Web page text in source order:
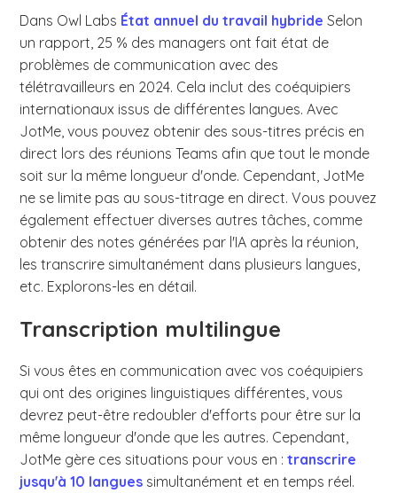
Dans Owl Labs État annuel du travail hybride Selon
un rapport, 25 % des managers ont fait état de
problèmes de communication avec des
télétravailleurs en 2024. Cela inclut des coéquipiers
internationaux issus de différentes langues. Avec
JotMe, vous pouvez obtenir des sous-titres précis en
direct lors des réunions Teams afin que tout le monde
soit sur la même longueur d'onde. Cependant, JotMe
ne se limite pas au sous-titrage en direct. Vous pouvez
également effectuer diverses autres tâches, comme
obtenir des notes générées par l'IA après la réunion,
les transcrire simultanément dans plusieurs langues,
etc. Explorons-les en détail.
Transcription multilingue
Si vous êtes en communication avec vos coéquipiers
qui ont des origines linguistiques différentes, vous
devrez peut-être redoubler d'efforts pour être sur la
même longueur d'onde que les autres. Cependant,
JotMe gère ces situations pour vous en :transcrire
jusqu'à 10 langues simultanément et en temps réel.